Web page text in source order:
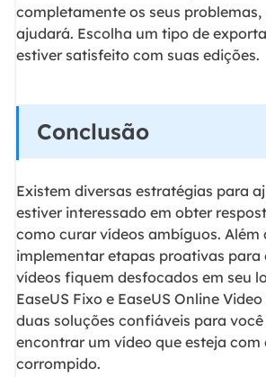
completamente os seus
ajudará. Escolha um tipo de
estiver satisfeito com suas edições.
Conclusão
Existem diversas estratégias para
estiver interessado em obter
como curar vídeos ambíguos. Além
implementar etapas proativas para
vídeos fiquem desfocados em seu
EaseUS Fixo e EaseUS Online
duas soluções confiáveis para você
encontrar um vídeo que esteja com
corrompido.